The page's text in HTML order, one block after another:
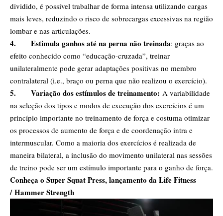
dividido, é possível trabalhar de forma intensa utilizando cargas
mais leves, reduzindo o risco de sobrecargas excessivas na região
lombar e nas articulações.
4. Estimula ganhos até na perna não treinada: graças ao
efeito conhecido como “educação-cruzada”, treinar
unilateralmente pode gerar adaptações positivas no membro
contralateral (i.e., braço ou perna que não realizou o exercício).
5. Variação dos estímulos de treinamento: A variabilidade
na seleção dos tipos e modos de execução dos exercícios é um
princípio importante no treinamento de força e costuma otimizar
os processos de aumento de força e de coordenação intra e
intermuscular. Como a maioria dos exercícios é realizada de
maneira bilateral, a inclusão do movimento unilateral nas sessões
de treino pode ser um estímulo importante para o ganho de força.
Conheça o Super Squat Press, lançamento da Life Fitness
/Hammer Strength